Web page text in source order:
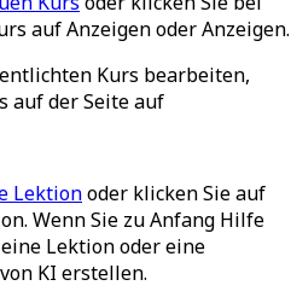
aufAnzeigenoderAnzeigen.
Kurs bearbeiten,
auf der Seite auf
Lektionoder klicken Sie auf
Wenn Sie zu Anfang Hilfe
Lektion oder eine
KI erstellen.